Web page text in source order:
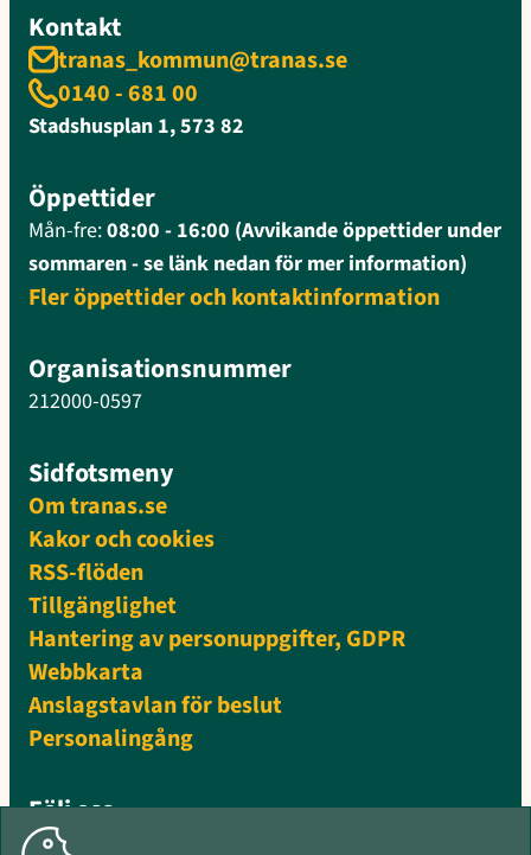
Kontakt
tranas_kommun@tranas.se
0140 - 681 00
Stadshusplan 1, 573 82
Öppettider
Mån-fre:08:00 - 16:00 (Avvikande öppettider under
sommaren - se länk nedan för mer information)
Fler öppettider och kontaktinformation
Organisationsnummer
212000-0597
Sidfotsmeny
Om tranas.se
Kakor och cookies
RSS-flöden
Tillgänglighet
Hantering av personuppgifter, GDPR
Webbkarta
Anslagstavlan för beslut
Personalingång
Följ oss
Facebook